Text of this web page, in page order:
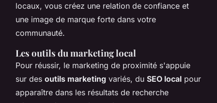
locaux, vous créez une relation de confiance et
une image de marque forte dans votre
communauté.
Les outils du marketing local
Pour réussir, le marketing de proximité s'appuie
sur des outils marketing variés, du SEO local pour
apparaître dans les résultats de recherche